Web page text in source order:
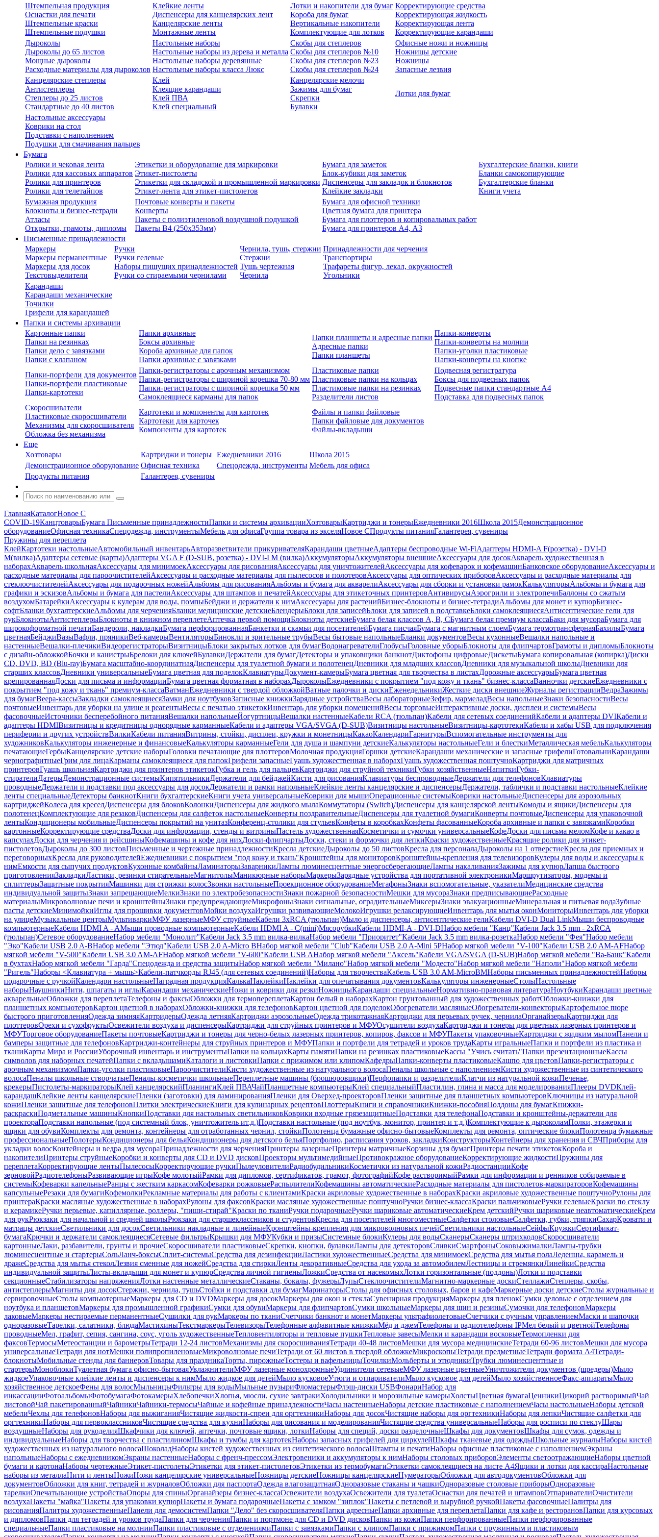
Штемпельная продукция
Оснастки для печати
Штемпельные краски
Штемпельные подушки
Клейкие ленты
Диспенсеры для канцелярских лент
Канцелярские ленты
Монтажные ленты
Лотки и накопители для бумаг
Короба для бумаг
Вертикальные накопители
Комплектующие для лотков
Корректирующие средства
Корректирующая жидкость
Корректирующая лента
Корректирующие карандаши
Дыроколы
Дыроколы до 65 листов
Мощные дыроколы
Расходные материалы для дыроколов
Настольные наборы
Настольные наборы из дерева и металла
Настольные наборы деревянные
Настольные наборы класса Люкс
Скобы для степлеров
Скобы для степлеров №10
Скобы для степлеров №23
Скобы для степлеров №24
Офисные ножи и ножницы
Ножницы детские
Ножницы
Запасные лезвия
Канцелярские степлеры
Антистеплеры
Степлеры до 25 листов
Стандартные до 40 листов
Клей
Клеящие карандаши
Клей ПВА
Клей специальный
Канцелярские мелочи
Зажимы для бумаг
Скрепки
Булавки
Лотки для бумаг
Настольные аксессуары
Коврики на стол
Подставки с наполнением
Подушки для смачивания пальцев
Бумага
Ролики и чековая лента
Ролики для кассовых аппаратов
Ролики для принтеров
Ролики для телетайпов
Этикетки и оборудование для маркировки
Этикет-пистолеты
Этикетки для складской и промышленной маркировки
Этикет-лента для этикет-пистолетов
Бумага для заметок
Блок-кубики для заметок
Диспенсеры для закладок и блокнотов
Клейкие закладки
Бухгалтерские бланки, книги
Бланки самокопирующие
Бухгалтерские бланки
Книги учета
Бумажная продукция
Блокноты и бизнес-тетради
Атласы
Открытки, грамоты, дипломы
Почтовые конверты и пакеты
Конверты
Пакеты с полиэтиленовой воздушной подушкой
Пакеты В4 (250х353мм)
Бумага для офисной техники
Цветная бумага для принтера
Бумага для плоттеров и копировальных работ
Бумага для принтеров А4, А3
Письменные принадлежности
Маркеры
Маркеры перманентные
Маркеры для досок
Текстовыделители
Ручки
Ручки гелевые
Наборы пишущих принадлежностей
Ручки со стираемыми чернилами
Чернила, тушь, стержни
Стержни
Тушь чертежная
Чернила
Принадлежности для черчения
Транспортиры
Трафареты фигур, лекал, окружностей
Угольники
Карандаши
Карандаши механические
Точилки
Грифели для карандашей
Папки и системы архивации
Картонные папки
Папки на резинках
Папки дело с завязками
Папки с клапаном
Папки архивные
Боксы архивные
Короба архивные для папок
Папки архивные с завязками
Папки планшеты и адресные папки
Адресные папки
Папки планшеты
Папки-конверты
Папки-конверты на молнии
Папки-уголки пластиковые
Папки-конверты на кнопке
Папки-портфели для документов
Папки-портфели пластиковые
Папки-картотеки
Папки-регистраторы с арочным механизмом
Папки-регистраторы с шириной корешка 70-80 мм
Папки-регистраторы с шириной корешка 50 мм
Самоклеящиеся карманы для папок
Пластиковые папки
Пластиковые папки на кольцах
Пластиковые папки на резинках
Разделители листов
Подвесная регистратура
Боксы для подвесных папок
Подвесные папки стандартные А4
Подставка для подвесных папок
Скоросшиватели
Пластиковые скоросшиватели
Механизмы для скоросшивателя
Обложка без механизма
Картотеки и компоненты для картотек
Картотеки для карточек
Компоненты для картотек
Файлы и папки файловые
Папки файловые для документов
Файлы-вкладыши
Еще
Хозтовары
Картриджи и тонеры Ежедневники 2016
Школа 2015
Демонстрационное оборудование Офисная техника Спецодежда, инструменты Мебель для офиса
Продукты питания
Галантерея, сувениры
ГлавнаяКаталогНовое С
COVID-19КанцтоварыБумага Письменные принадлежностиПапки и системы архивацииХозтоварыКартриджи и тонерыЕжедневники 2016Школа 2015Демонстрационное
оборудованиеОфисная техникаСпецодежда, инструментыМебель для офисаГруппа товара из экселяНовое СПродукты питанияГалантерея, сувениры
Пружины для переплета
КлейКартотеки настольныеАвтомобильный инвентарьАвторазветвители прикуривателяКарандаши цветныеАдаптеры беспроводные Wi-FiАдаптеры HDMI-A F(розетка) - DVI-D
M(вилка)Адаптеры сетевые (карты)Адаптеры VGA F (D-SUB, розетка) - DVI-I M (вилка)АккумуляторыАккумуляторы внешниеАксессуары для досокАкварель художественная в
наборахАкварель школьнаяАксессуары для минимоекАксессуары для рисованияАксессуары для уничтожителейАксессуары для кофеварок и кофемашинБанковское оборудованиеАксессуары и
расходные материалы для пароочистителейАксессуары и расходные материалы для пылесосов и полотеровАксессуары для оптических приборовАксессуары и расходные материалы для
стеклоочистителейАксессуары для подарочных ножейАльбомы для рисованияАльбомы и бумага для акварелиАксессуары для сборки и установки рамокКалькуляторыАльбомы и бумага для
графики и эскизовАльбомы и бумага для пастелиАксессуары для штампов и печатейАксессуары для этикеточных принтеровАнтивирусыАэрогрили и электропечиБаллоны со сжатым
воздухомБатарейкиАксессуары к кулерам для воды, помпыБейджи и держатели к нимАкссесуары для растенийБизнес-блокноты и бизнес-тетрадиАльбомы для монет и купюрБизнес-
софтБланки бухгалтерскиеАльбомы для черченияБланки медицинские детскиеБлендерыБлоки для записейБлоки для записей в подставкеБлоки самоклеящиесяАнтисептические гели для
рукБлокнотыАнтистеплерыБлокноты в книжном переплетеАптечка первой помощиБлокноты детскиеБумага белая классов А, В, СБумага белая премиум классаБаки для мусораБумага для
широкоформатной печатиБандероли, накладкиБумага перфорированнаяБанкетки и скамьи для посетителейБумага писчаяБумага с магнитным слоемБумага термотрансфернаяБахилыБумага
цветнаяБейджиВазыВафли, пряникиВеб-камерыВентиляторыБинокли и зрительные трубыВесы бытовые напольныеБланки документовВесы кухонныеВешалки напольные и
настенныеВешалки-плечикиВидеорегистраторыВизитницыБлоки закрытых лотков для бумагВодонагревателиГлобусыГоловные уборыБлокноты для флипчартовГрамоты и дипломыБлокноты
с дизайн-обложкойБочки и канистрыБрелоки для ключейБулавкиДержатели для бумагДетекторы и упаковщики банкнотДиктофоны цифровыеДискетыБумага копировальная (копирка)Диски
CD, DVD, BD (Blu-ray)Бумага масштабно-координатнаяДиспенсеры для туалетной бумаги и полотенецДневники для младших классовДневники для музыкальной школыДневники для
старших классовДневники универсальныеБумага цветная для поделокКлавиатурыДокумент-камерыБумага цветная для творчества в листахДорожные аксессуарыБумага цветная
крепированнаяДоски для письма и информацииБумага цветная форматная в наборахДыроколыЕжедневники с покрытием "под кожу и ткань" бизнес-классаВанночки детскиеЕжедневники с
покрытием "под кожу и ткань" премиум-классаВатманЕжедневники с твердой обложкойВатные палочки и дискиЕженедельникиЖесткие диски внешниеЖурналы регистрацииВедраЗажимы
для бумагВеера-кассыЗакладки самоклеящиесяЗамки для ноутбуковЗаписные книжкиЗарядные устройстваВесы лабораторныеЗефир, мармеладВесы напольныеЗнаки безопасностиВесы
почтовыеИнвентарь для уборки на улице и реагентыВесы с печатью этикетокИнвентарь для уборки помещенийВесы торговыеИнтерактивные доски, дисплеи и системыВесы
фасовочныеИсточники бесперебойного питанияВешалки напольныеЙогуртницыВешалки настенныеКабели RCA (тюльпан)Кабели для сетевых соединенийКабели и адаптеры DVIКабели и
адаптеры HDMIВизитницы и кредитницы однорядные карманныеКабели и адаптеры VGA/SVGA (D-SUB)Визитницы настольныеВизитницы-картотекиКабели и хабы USB для подключения
периферии и других устройствВилкиКабели питанияВитрины, стойки, дисплеи, кружки и монетницыКакаоКалендариГарнитурыВспомогательные инструменты для
художниковКалькуляторы инженерные и финансовыеКалькуляторы карманныеГели для душа и шампуни детскиеКалькуляторы настольныеГели и блесткиМеталлическая мебельКалькуляторы
печатающиеГербыКанцелярские детские наборыГоловки печатающие для плоттеровМолочная продукцияГоршки детскиеКарандаши механические и запасные грифелиГотовальниКарандаши
чернографитныеГрим для лицаКарманы самоклеящиеся для папокГрифели запасныеГуашь художественная в наборахГуашь художественная поштучноКартриджи для матричных
принтеровГуашь школьнаяКартриджи для принтеров этикетокГубка и гель для пальцевКартриджи для струйной техникиГубки хозяйственныеНапиткиГубки-
стирателиДатерыДемонстрационные системыКипятильникиДержатели для бейджейКисти для рисованияКлавиатуры беспроводныеДержатели для телефоновКлавиатуры
проводныеДержатели и подставки под аксессуары для досокДержатели и рамки напольныеКлейкие ленты канцелярские и диспенсерыДержатели, таблички и подставки настольныеКлейкие
ленты специальныеДетекторы банкнотКниги бухгалтерскиеКниги учета универсальныеКоврики для мышиОперационные системыКоврики настольныеДиспенсеры для аэрозольных
картриджейКолеса для креселДиспенсеры для блоковКолонкиДиспенсеры для жидкого мылаКоммутаторы (Switch)Диспенсеры для канцелярской лентыКомоды и ящикиДиспенсеры для
полотенецКомплектующие для резаковДиспенсеры для салфеток настольныеКонверты поздравительныеДиспенсеры для туалетной бумагиКонверты почтовыеДиспенсеры для упаковочной
лентыКондиционеры мобильныеДиспенсеры покрытий на унитазКонференц-столики для стульевКонфеты в коробкахКонфеты фасованныеКороба архивные и папки с завязкамиКоробки
картонныеКорректирующие средстваДоски для информации, стенды и витриныПастель художественнаяКосметички и сумочки универсальныеКофеДоски для письма меломКофе и какао в
капсулахДоски для черчения и рейсшиныКофемашины и кофе для нихДоски-флипчартыДоски, стеки и формочки для лепкиКраски художественныеКрасящие ролики для этикет-
пистолетовДыроколы до 300 листовПисьменные и чертежные принадлежностиКресла детскиеДыроколы до 50 листовКресла для персоналаДыроколы на 1 отверстиеКресла для приемных и
переговорныхКресла для руководителейЕжедневники с покрытием "под кожу и ткань"Кронштейны для мониторовКронштейны-крепления для телевизоровКулеры для воды и аксессуары к
нимЕмкости для сыпучих продуктовКухонные комбайныЛаминаторыЗаварникиЛампы люминесцентные энергосберегающиеЛампы накаливанияЗажимы для купюрЛапша быстрого
приготовленияЗакладкиЛастики, резинки стирательныеМагнитолыМаникюрные наборыМаркерыЗарядные устройства для портативной электроникиМаршрутизаторы, модемы и
сплиттерыЗащитные покрытияМашинки для стрижки волосЗвонки настольныеПроекционное оборудованиеМегафоныЗнаки вспомогательные, указателиМедицинские средства
индивидуальной защитыЗнаки запрещающиеМелкиЗнаки по электробезопасностиЗнаки пожарной безопасностиМешки для мусораЗнаки предписывающиеРасходные
материалыМикроволновые печи и кронштейныЗнаки предупреждающиеМикрофоныЗнаки сигнальные, оградительныеМиксерыЗнаки эвакуационныеМинеральная и питьевая водаЗубные
пасты детскиеМинимойкиИглы для прошивки документовМойки воздухаИгрушки развивающиеМолокоИгрушки релаксирующиеИнвентарь для мытья оконМониторыИнвентарь для уборки
на улицеМузыкальные центрыМультиваркиМФУ лазерныеМФУ струйныеКабели 3xRCA (тюльпан)Мыло и диспенсеры, антисептические гелиКабели DVI-D Dual LinkМыши беспроводные
компьютерныеКабели HDMI A - AМыши проводные компьютерныеКабели HDMI A - C(mini)МясорубкиКабели HDMI-A - DVI-DНабор мебели "Канц"Кабели Jack 3.5 mm - 2xRCA
(тюльпан)Сетевое оборудованиеНабор мебели "Монолит"Кабели Jack 3.5 mm вилка-вилкаНабор мебели "Приоритет"Кабели Jack 3.5 mm вилка-розеткаНабор мебели "Фея"Набор мебели
"Эко"Кабели USB 2.0 A-BНабор мебели "Этюд"Кабели USB 2.0 A-Micro BНабор мягкой мебели "Club"Кабели USB 2.0 A-Mini 5PНабор мягкой мебели "V-100"Кабели USB 2.0 AM-AFНабор
мягкой мебели "V-500"Кабели USB 3.0 AM-AFНабор мягкой мебели "V-600"Кабели USB AНабор мягкой мебели "Аксель"Кабели VGA/SVGA (D-SUB)Набор мягкой мебели "Ва-Банк"Кабели
в бухтахНабор мягкой мебели "Гарда"Спецодежда и средства защитыНабор мягкой мебели "Милано"Набор мягкой мебели "Модесто"Набор мягкой мебели "Наполи"Набор мягкой мебели
"Ригель"Наборы <Клавиатура + мышь>Кабели-патчкорды RJ45 (для сетевых соединений)Наборы для творчестваКабель USB 3.0 AM-MicroBMНаборы письменных принадлежностейНаборы
подарочные с ручкойКалендари настольныеНаградная продукцияКалькаНаклейкиНаклейки для опечатывания документовКалькуляторы инженерныеСтолыНастольные
наборыНаушникиНити, шпагаты и иглыКарандаши механическиеНожи и коврики для резкиНожницыКарандаши специальныеНормативно-правовая литератураНоутбукиКарандаши цветные
акварельныеОбложки для переплетаТелефоны и факсыОбложки для термопереплетаКартон белый в наборахКартон грунтованный для художественных работОбложки-книжки для
планшетных компьютеровКартон цветной в наборахОбложки-книжки для телефоновКартон цветной для поделокОбогреватели масляныеОбогреватели-конвекторыКартофельное пюре
быстрого приготовленияОдежда зимняяКартридерыОдежда летняяКартриджи аэрозольныеОдежда трикотажнаяКартриджи для перьевых ручек, чернилаОрганайзерыКартриджи для
плоттеровОрехи и сухофруктыОсвежители воздуха и диспенсерыКартриджи для струйных принтеров и МФУОсушители воздухаКартриджи и тонеры для цветных лазерных принтеров и
МФУТорговое оборудованиеПакеты почтовыеКартриджи и тонеры для черно-белых лазерных принтеров, копиров, факсов и МФУПакеты упаковочныеКартриджи с жидким мыломПанели и
бамперы защитные для телефоновКартриджи-контейнеры для струйных принтеров и МФУПапки и портфели для тетрадей и уроков трудаКарты игральныеПапки и портфели из пластика и
тканиКарты Мира и РоссииУборочный инвентарь и инструментыПапки на кольцахКарты памятиПапки на резинках пластиковыеКассы "Учись считать"Папки презентационныеКассы
символов для наборных печатейПапки с вкладышамиКаталоги и листовкиПапки с прижимом или клипомКафедрыПапки-конверты пластиковыеКашпо для цветовПапки-регистраторы с
арочным механизмомПапки-уголки пластиковыеПароочистителиКисти художественные из натурального волосаПеналы школьные с наполнениемКисти художественные из синтетического
волосаПеналы школьные створчатыеПеналы-косметички школьныеПереплетные машины (брошюровщики)Перфопапки и разделителиКлатчи из натуральной кожиПеченье,
крекерыПистолеты-маркираторыКлей канцелярскийПланингиКлей ПВАЧайПланшетные компьютерыКлей специальныйПластилин, глина и масса для моделированияПлееры DVDКлей-
карандашКлейкие ленты канцелярскиеПленки (заготовки) для ламинированияПленки для Оверхед-проекторовПленки защитные для планшетных компьютеровКлючницы из натуральной
кожиПленки защитные для телефоновПлитки электрическиеКниги для кулинарных рецептовПлоттерыКниги и справочникиКнижки-пособияПоддоны для бумагКнижки-
раскраскиПодметальные машиныКнопкиПодставки для настольных светильниковКоврики входные грязезащитныеПодставки для телефонаПодставки и кронштейны-держатели для
проектораПодставки напольные (под системный блок, уничтожитель ит.д.)Подставки настольные (под ноутбук, монитор, принтер и т.д.)Комплектующие к дыроколамПолки, этажерки и
ящики для обувиКомплекты для ремонта, контейнеры для отработанных чернил, стойкиПолотенца бумажные офисно-бытовыеКомплекты для ремонта, оптические блокиПолотенца бумажные
профессиональныеПолотерыКондиционеры для бельяКондиционеры для детского бельяПортфолио, расписания уроков, закладкиКонструкторыКонтейнеры для хранения и СВЧПриборы для
укладки волосКонтейнеры и ведра для мусораПринадлежности для черченияПринтеры лазерныеПринтеры матричныеКорзины для бумагПринтеры печати этикетокКороба и
накопителиПринтеры струйныеКоробки и конверты для CD и DVD дисковПроекторы мультимедийныеПротивокражное оборудованиеКорректирующие жидкостиПружины для
переплетаКорректирующие лентыПылесосыКорректирующие ручкиПылеуловителиРадиобудильникиКосметички из натуральной кожиРадиостанцииКофе
зерновойРадиотелефоныРазвивающие игрыКофе молотыйРамки для дипломов, сертификатов, грамот, фотографийКофе растворимыйРамки для информации и ценников собираемые в
системыКофеварки капельныеРанцы с жестким каркасомКофеварки рожковыеРаспылителиКофемашины автоматическиеРасходные материалы для пистолетов-маркираторовКофемашины
капсульныеРезаки для бумагиКофемолкиРекламные материалы для работы с клиентамиКраски акриловые художественные в наборахКраски акриловые художественные поштучноРулоны для
принтераКраски масляные художественные в наборахРулоны для факсовКраски масляные художественные поштучноРучки бизнес-классаКраски пальчиковыеРучки гелевыеКраски по стеклу
и керамикеРучки перьевые, капиллярные, роллеры, "пиши-стирай"Краски по тканиРучки подарочныеРучки шариковые автоматическиеКрем детскийРучки шариковые неавтоматическиеКрем
для рукРюкзаки для начальной и средней школыРюкзаки для старшеклассников и студентовКресла для посетителей многоместныеСалфетки столовыеСалфетки, губки, тряпкиСахарКровати и
матрацы детскиеСветильники для досокСветильники накладные и линейныеКронштейны-крепления для микроволновых печейСветильники настольныеСейфыКружкиСертификат-
бумагаКрючки и держатели самоклеящиесяСетевые фильтрыКрышки для МФУКубки и призыСистемные блокиКулеры для водыСканерыСканеры штрихкодовСкоросшиватели
картонныеЛаки, разбавители, грунты и прочиеСкоросшиватели пластиковыеСкрепки, кнопки, булавкиЛампы для детекторовСливкиСмартфоныСоковыжималкиЛампы-трубки
люминесцентные и стартерыСольЛанч-боксыСплит-системыСредства для дезинфекцииЛастики художественныеСредства для минимоекСредства для мытья полаЛеденцы, карамель и
дражеСредства для мытья стеколЛезвия сменные для ножейСредства для стиркиЛенты декоративныеСредства для ухода за автомобилемЛестницы и стремянкиЛинейкиСредства
индивидуальной защитыЛисты-вкладыши для монет и купюрСредства личной гигиеныЛожкиСредства от насекомыхЛотки горизонтальные (поддоны)Лотки и подставки
секционныеСтабилизаторы напряженияЛотки настенные металлическиеСтаканы, бокалы, фужерыЛупыСтеклоочистителиМагнитно-маркерные доскиСтеллажиСтеплеры, скобы,
антистеплерыМагниты для досокСтержни, чернила, тушьСтойки и подставки для бумагМаринаторыСтолы для офисных столовых, баров и кафеМаркерные доски детскиеСтолы журнальные и
сервировочныеСтолы компьютерныеМаркеры для CD и DVDМаркеры для досокМаркеры для окон и стеклаСувенирная продукцияМаркеры для пленокСумки деловые с отделением для
ноутбука и планшетовМаркеры для промышленной графикиСумки для обувиМаркеры для флипчартовСумки школьныеМаркеры для шин и резиныСумочки для телефоновМаркеры
лаковыеМаркеры нестираемые перманентныеСушилки для рукМаркеры по тканиСчетчики банкнот и монетМаркеры ультрафиолетовыеСчетчики с ручным управлениемМаски и шапочки
одноразовыеТарелки, салатники, блюдаМастихиныТекстмаркерыТелевизорыТелефонные алфавитные книжкиМёд и джемТелефоны и радиотелефоны IPМел белый и цветнойТелефоны
проводныеМел, графит, сепия, сангина, соус, уголь художественныеТепловентиляторы и тепловые пушкиТепловые завесыМелки и карандаши восковыеТермопленки для
факсовТермосыМетеостанции и барометрыТетради 12-24 листовМеханизмы для скоросшиванияТетради 40-48 листовМешки для мусора медицинскиеТетради 60-96 листовМешки для мусора
универсальныеТетради для нотМешки полипропиленовыеМикроволновые печиТетради от 60 листов в твердой обложкеМикроскопыТетради предметныеТетради формата А4Тетради-
блокнотыМобильные стенды для баннеровТовары для праздникаТорты, пирожныеТостеры и вафельницыТочилкиМольберты и этюдникиТрубки люминесцентные и
стартерыМоноблокиТуалетная бумага офисно-бытоваяУвлажнителиМФУ лазерные монохромныеУдлинители сетевыеМФУ лазерные цветныеУничтожители документов (шредеры)Мыло
жидкоеУпаковочные клейкие ленты и диспенсеры к нимМыло жидкое для детейМыло кусковоеУтюги и отпаривателиМыло кусковое для детейМыло хозяйственноеФакс-аппаратыМыло
хозяйственное детскоеФены для волосМыльницыФильтры для водыМыльные пузыриФломастерыФлэш-диски USBФонариНабор для
инкассацииФотоальбомыФотобумагаФотокамерыХлебопечкиХлопья, мюсли, сухие завтракиХолодильники и морозильные камерыХолстыЦветная бумагаЦенникиЦикорий растворимыйЧай
листовойЧай пакетированныйЧайникиЧайники-термосыЧайные и кофейные принадлежностиЧасы настенныеНаборы детские пластиковые с наполнениемЧасы настольныеНаборы детской
мебелиЧехлы для телефоновНаборы для выжиганияЧистящие жидкости-спреи для оргтехникиНаборы для досокЧистящие наборы для оргтехникиНаборы для лепкиЧистящие салфетки для
оргтехникиНаборы для первоклассниковЧистящие средства для кухниНаборы для рисования и моделированияЧистящие средства универсальныеНаборы для росписи по стеклуШары
воздушныеНаборы для рукоделияШкафчики для ключей, аптечки, почтовые ящики, лоткиНаборы для специй, доски разделочныеШкафы для документовШкафы для сумок, одежды и
индивидуальныеНаборы для творчества с пластилиномШкафы и тумбы для картотекНаборы запасных грифелей для циркулейШкафы тканевые для одеждыШкольные журналыНаборы кистей
художественных из натурального волосаШоколадНаборы кистей художественных из синтетического волосаШтампы и печатиНаборы офисные пластиковые с наполнениемЭкраны
напольныеНаборы с ежедневникомЭкраны настенныеНаборы с френч-прессомЭлектровеники и аккумуляторы к нимНаборы столовых приборовЭлементы светоотражающиеНаборы цветной
бумаги и картонаНаборы чертежныеЭтикет-пистолетыЭтикетки для этикет-пистолетовЭтикетки из термобумагиЭтикетки самоклеящиеся на листе А4Ящики и лотки для кассираНастольные
наборы из металлаНити и лентыНожиНожи канцелярские универсальныеНожницы детскиеНожницы канцелярскиеНумераторыОбложки для автодокументовОбложки для
документовОбложки для книг, тетрадей и журналовОбложки для паспортаОдежда влагозащитнаяОдноразовые стаканы и чашкиОдноразовые столовые приборыОдноразовые
тарелкиОпечатывающие устройстваОпоры для спиныОрганайзеры бизнес-классаОсвежители воздухаОсвежители для туалетаОснастки для печатей и штамповОтпаривателиОчистители
воздухаПакеты "майка"Пакеты для упаковки купюрПакеты и бумага подарочныеПакеты с замком "зиплок"Пакеты с петлевой и вырубной ручкойПакеты фасовочныеПалитры для
рисованияПалитры художественныеПанели для демосистемПапки "Дело" без скоросшивателяПапки адресныеПапки архивные для переплетаПапки для кафе и ресторановПапки для курсовых
и дипломовПапки для тетрадей и уроков трудаПапки для черченияПапки и портмоне для CD и DVD дисковПапки из кожиПапки перфорированныеПапки перфорированные
специальныеПапки пластиковые на молнииПапки пластиковые с отделениямиПапки с завязкамиПапки с клипомПапки с прижимомПапки с пружинным и пластиковым